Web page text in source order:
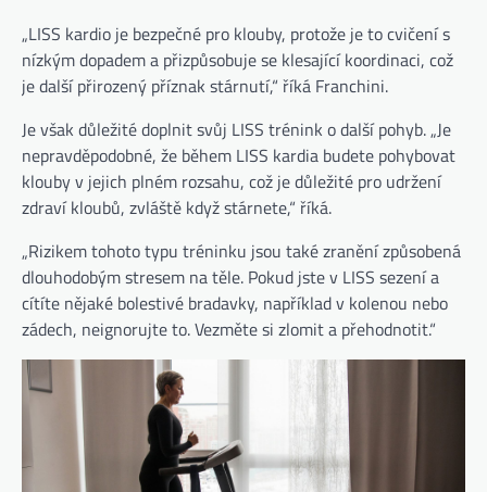
„LISS kardio je bezpečné pro klouby, protože je to cvičení s
nízkým dopadem a přizpůsobuje se klesající koordinaci, což
je další přirozený příznak stárnutí,“ říká Franchini.
Je však důležité doplnit svůj LISS trénink o další pohyb. „Je
nepravděpodobné, že během LISS kardia budete pohybovat
klouby v jejich plném rozsahu, což je důležité pro udržení
zdraví kloubů, zvláště když stárnete,“ říká.
„Rizikem tohoto typu tréninku jsou také zranění způsobená
dlouhodobým stresem na těle. Pokud jste v LISS sezení a
cítíte nějaké bolestivé bradavky, například v kolenou nebo
zádech, neignorujte to. Vezměte si zlomit a přehodnotit.“